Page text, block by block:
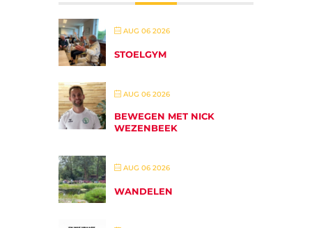
AUG 06 2026
STOELGYM
AUG 06 2026
BEWEGEN MET NICK
WEZENBEEK
AUG 06 2026
WANDELEN